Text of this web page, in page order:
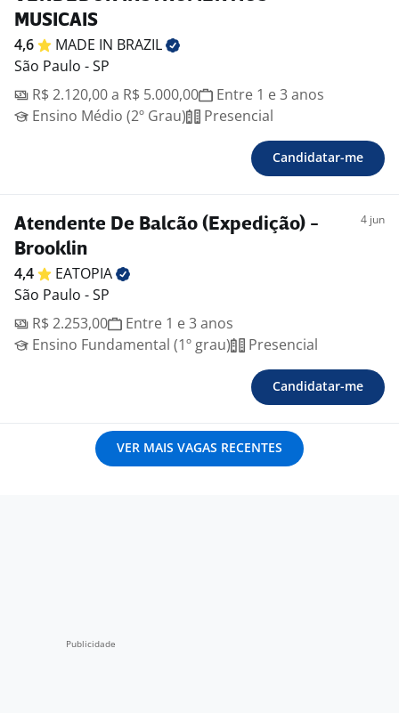
MUSICAIS
4,6 MADE IN BRAZIL
São Paulo - SP
R$ 2.120,00 a R$ 5.000,00
Entre 1 e 3 anos
Ensino Médio (2º Grau)
Presencial
Candidatar-me
Atendente De Balcão (Expedição) -
Brooklin
4 jun
4,4
EATOPIA
São Paulo - SP
R$ 2.253,00
Entre 1 e 3 anos
Ensino Fundamental (1º grau)
Presencial
Candidatar-me
VER MAIS VAGAS RECENTES